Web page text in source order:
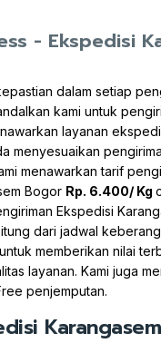
- Ekspedisi
dalam setiap
kami untuk
layanan
menyesuaikan
menawarkan tarif
Bogor Rp. 6.400/ Kg
Ekspedisi
dari jadwal
memberikan nilai
layanan. Kami juga
penjemputan.